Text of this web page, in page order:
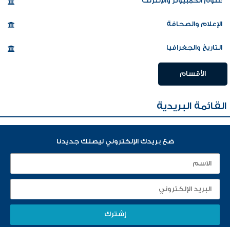
الإعلام والصحافة
التاريخ والجغرافيا
الأقسام
القائمة البريدية
ضع بريدك الإلكتروني ليصلك جديدنا